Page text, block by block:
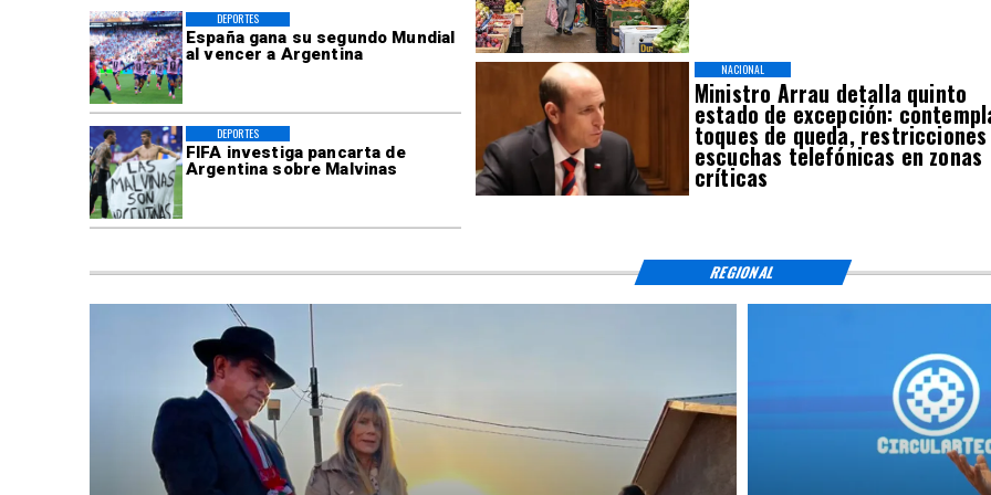
España gana su segundo Mundial
al vencer a Argentina
DEPORTES
FIFA investiga pancarta de
Argentina sobre Malvinas
DEPORTES
Ministro Arrau detalla quinto
estado de excepción:
toques de queda,
escuchas telefónicas en zonas
críticas
NACIONAL
REGIONAL